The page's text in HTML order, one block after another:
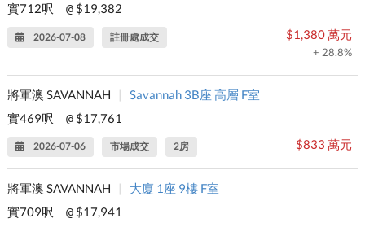
實712呎
@ $19,382
2026-07-08 註冊處成交 $1,380 萬元
+ 28.8%
將軍澳 SAVANNAH |
Savannah 3B座 高層 F室
實469呎
@ $17,761
2026-07-06 市場成交 2房 $833 萬元
將軍澳 SAVANNAH |
大廈 1座 9樓 F室
實709呎
@ $17,941